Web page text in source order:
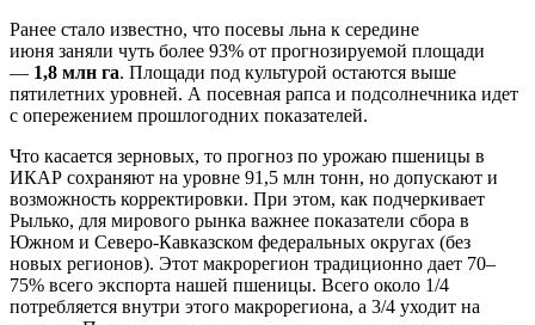
Ранее стало известно, что посевы льна к середине
июня заняли чуть более 93% от прогнозируемой площади
— 1,8 млн га. Площади под культурой остаются выше
пятилетних уровней. А посевная рапса и подсолнечника идет
с опережением прошлогодних показателей.
Что касается зерновых, то прогноз по урожаю пшеницы в
ИКАР сохраняют на уровне 91,5 млн тонн, но допускают и
возможность корректировки. При этом, как подчеркивает
Рылько, для мирового рынка важнее показатели сбора в
Южном и Северо-Кавказском федеральных округах (без
новых регионов). Этот макрорегион традиционно дает 70–
75% всего экспорта нашей пшеницы. Всего около 1/4
потребляется внутри этого макрорегиона, а 3/4 уходит на